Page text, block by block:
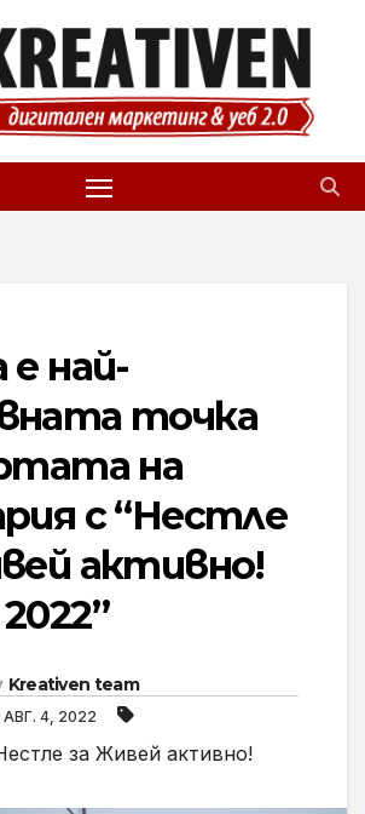
е най-
точка
на
с “Нестле
активно!
Kreativen team
АВГ. 4, 2022
за Живей активно!